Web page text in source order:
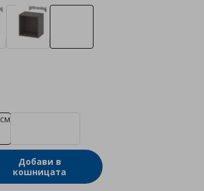
Добави в
кошницата